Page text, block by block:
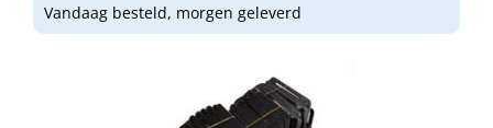
Vandaag besteld, morgen geleverd